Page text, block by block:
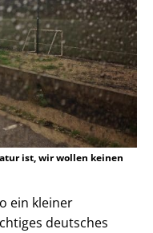
ist, wir wollen keinen
ein kleiner
deutsches